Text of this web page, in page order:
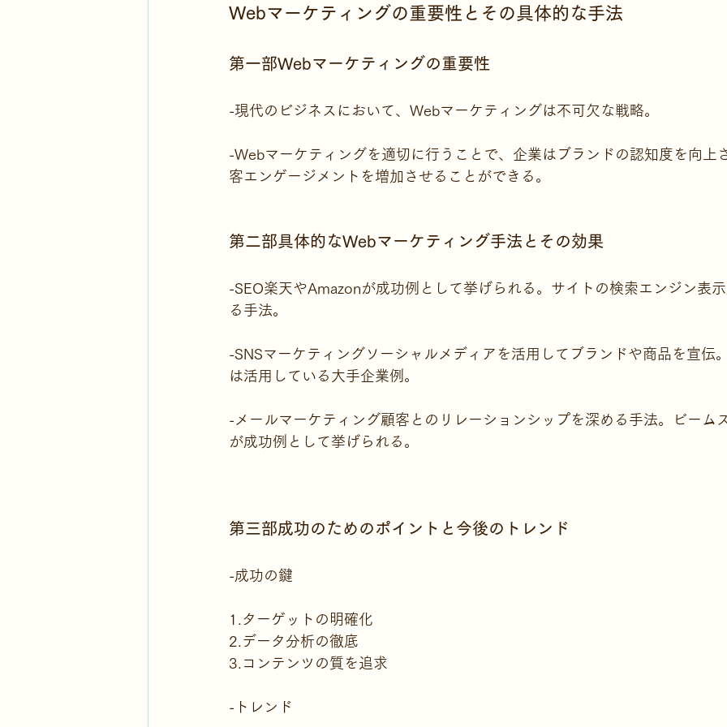
Webマーケティングの重要性とその具体的な手法
第一部Webマーケティングの重要性
-現代のビジネスにおいて、Webマーケティングは不可欠な戦略。
-Webマーケティングを適切に行うことで、企業はブランドの認知度を向上
客エンゲージメントを増加させることができる。
第二部具体的なWebマーケティング手法とその効果
-SEO楽天やAmazonが成功例として挙げられる。サイトの検索エンジン表
る手法。
-SNSマーケティングソーシャルメディアを活用してブランドや商品を宣伝
は活用している大手企業例。
-メールマーケティング顧客とのリレーションシップを深める手法。ビーム
が成功例として挙げられる。
第三部成功のためのポイントと今後のトレンド
-成功の鍵
1.ターゲットの明確化
2.データ分析の徹底
3.コンテンツの質を追求
-トレンド